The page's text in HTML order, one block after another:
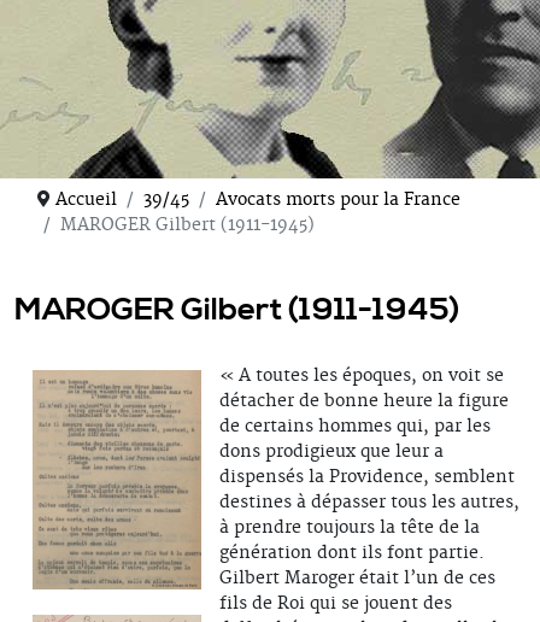
Accueil 39/45
Avocats morts pour la France
MAROGER Gilbert (1911-1945)
MAROGER Gilbert (1911-1945)
« A toutes les époques, on voit se
détacher de bonne heure la figure
de certains hommes qui, par les
dons prodigieux que leur a
dispensés la Providence, semblent
destines à dépasser tous les autres,
à prendre toujours la tête de la
génération dont ils font partie.
Gilbert Maroger était l’un de ces
fils de Roi qui se jouent des